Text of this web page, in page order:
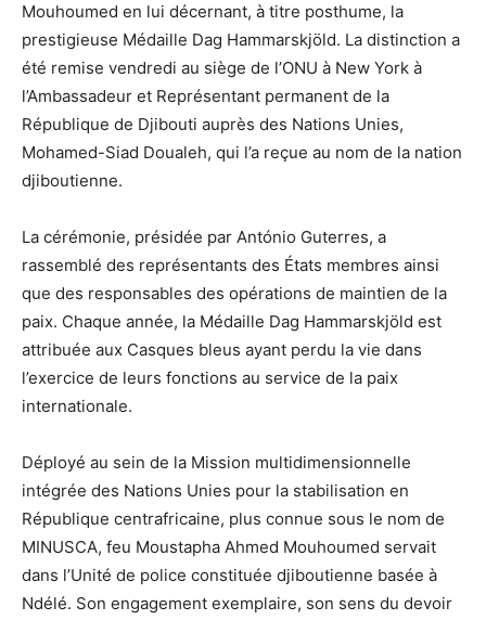
Mouhoumed en lui décernant, à titre posthume, la
prestigieuse Médaille Dag Hammarskjöld. La distinction a
été remise vendredi au siège de l’ONU à New York à
l’Ambassadeur et Représentant permanent de la
République de Djibouti auprès des Nations Unies,
Mohamed-Siad Doualeh, qui l’a reçue au nom de la nation
djiboutienne.
La cérémonie, présidée par António Guterres, a
rassemblé des représentants des États membres ainsi
que des responsables des opérations de maintien de la
paix. Chaque année, la Médaille Dag Hammarskjöld est
attribuée aux Casques bleus ayant perdu la vie dans
l’exercice de leurs fonctions au service de la paix
internationale.
Déployé au sein de la Mission multidimensionnelle
intégrée des Nations Unies pour la stabilisation en
République centrafricaine, plus connue sous le nom de
MINUSCA, feu Moustapha Ahmed Mouhoumed servait
dans l’Unité de police constituée djiboutienne basée à
Ndélé. Son engagement exemplaire, son sens du devoir